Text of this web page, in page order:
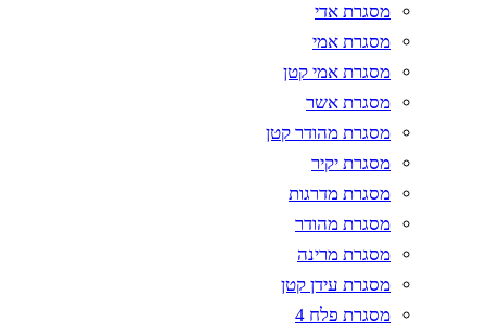
מסגרת אדי
מסגרת אמי
מסגרת אמי קטן
מסגרת אשר
מסגרת מהודר קטן
מסגרת יקיר
מסגרת מדרגות
מסגרת מהודר
מסגרת מרינה
מסגרת עידן קטן
מסגרת פלח 4